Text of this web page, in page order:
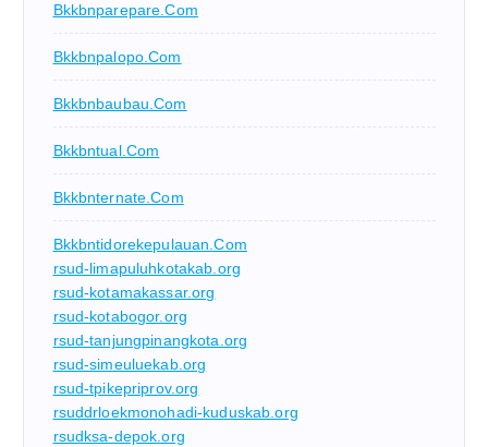
Bkkbnparepare.com
Bkkbnpalopo.com
Bkkbnbaubau.com
Bkkbntual.com
Bkkbnternate.com
Bkkbntidorekepulauan.com
rsud-limapuluhkotakab.org
rsud-kotamakassar.org
rsud-kotabogor.org
rsud-tanjungpinangkota.org
rsud-simeuluekab.org
rsud-tpikepriprov.org
rsuddrloekmonohadi-kuduskab.org
rsudksa-depok.org